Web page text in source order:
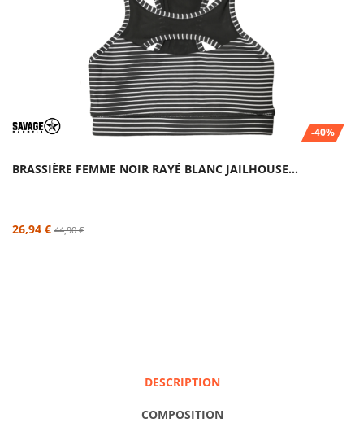
-40%
BRASSIÈRE FEMME NOIR RAYÉ BLANC JAILHOUSE...
26,94 € 44,90 €
DESCRIPTION
COMPOSITION